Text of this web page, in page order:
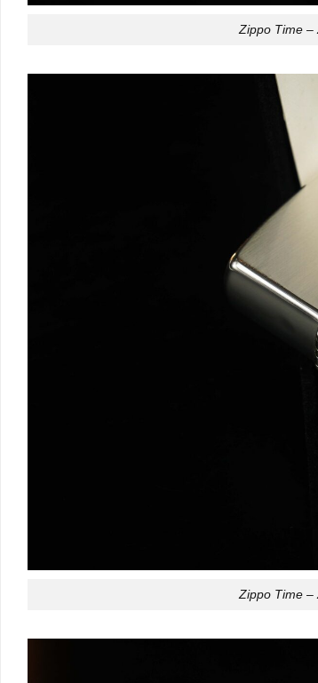
Zippo Time –
Zippo Time –